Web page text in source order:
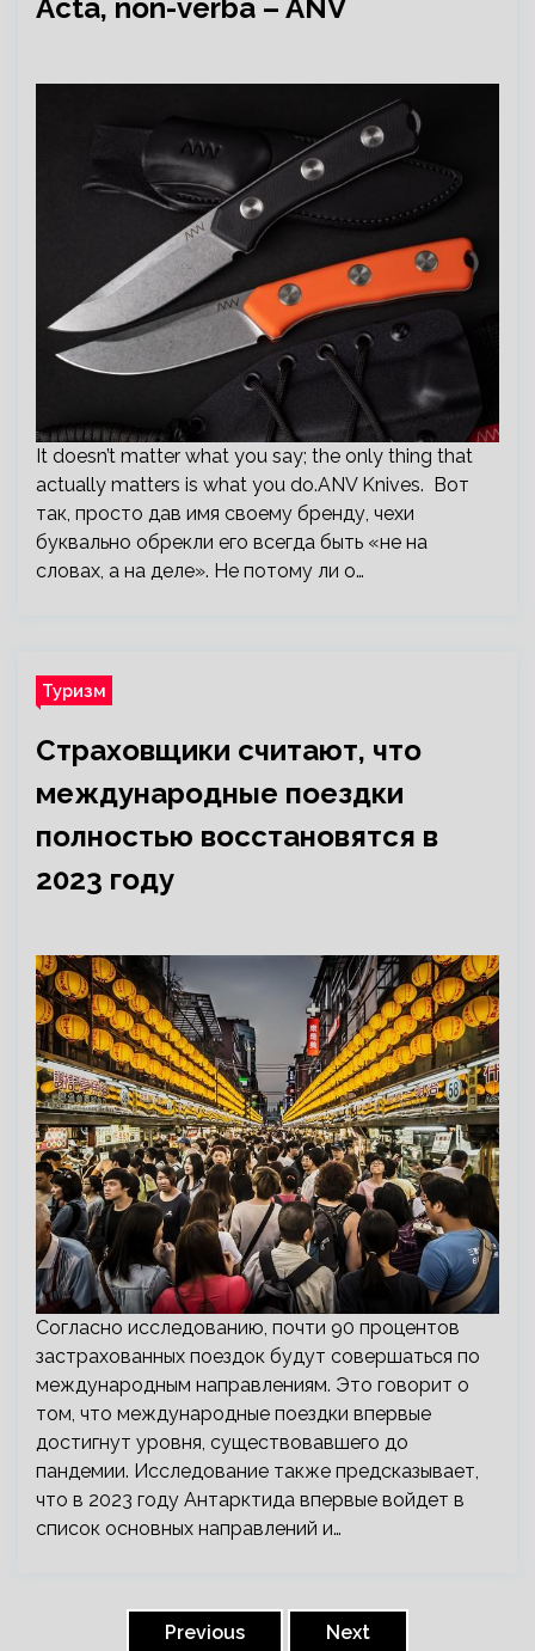
Acta, non-verba – ANV
It doesn’t matter what you say; the only thing that
actually matters is what you do.ANV Knives. Вот
так, просто дав имя своему бренду, чехи
буквально обрекли его всегда быть «не на
словах, а на деле». Не потому ли о…
Туризм
Страховщики считают, что
международные поездки
полностью восстановятся в
2023 году
Согласно исследованию, почти 90 процентов
застрахованных поездок будут совершаться по
международным направлениям. Это говорит о
том, что международные поездки впервые
достигнут уровня, существовавшего до
пандемии. Исследование также предсказывает,
что в 2023 году Антарктида впервые войдет в
список основных направлений и…
Previous Next